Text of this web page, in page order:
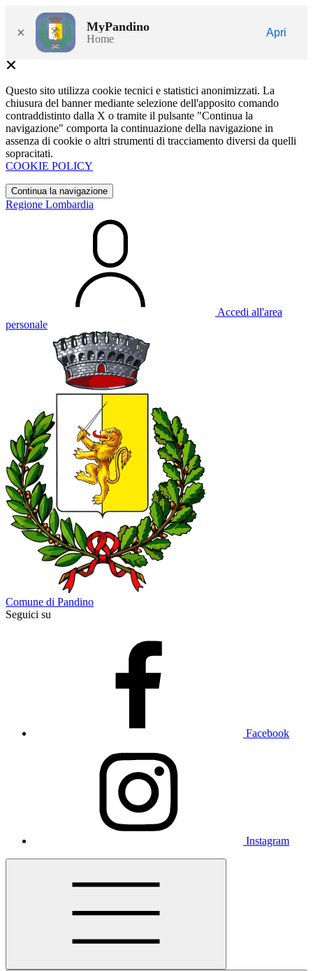
× MyPandino
Home
Apri
Questo sito utilizza cookie tecnici e statistici anonimizzati. La
chiusura del banner mediante selezione dell'apposito comando
contraddistinto dalla X o tramite il pulsante "Continua la
navigazione" comporta la continuazione della navigazione in
assenza di cookie o altri strumenti di tracciamento diversi da quelli
sopracitati.
COOKIE POLICY
Continua la navigazione
Regione Lombardia
Accedi all'area
personale
Comune di Pandino
Seguici su
Facebook
Instagram